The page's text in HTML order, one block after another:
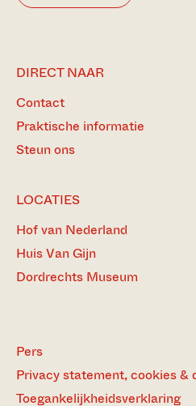
DIRECT NAAR
Contact
Praktische informatie
Steun ons
LOCATIES
Hof van Nederland
Huis Van Gijn
Dordrechts Museum
Pers
Privacy statement, cookies &
Toegankelijkheidsverklaring